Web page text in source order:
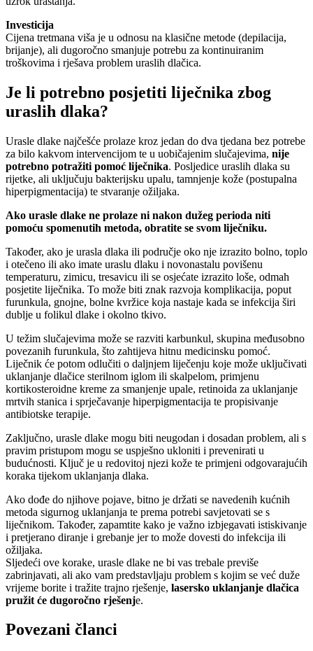
Investicija
Cijena tretmana viša je u odnosu na klasične metode (depilacija,
brijanje), ali dugoročno smanjuje potrebu za kontinuiranim
troškovima i rješava problem uraslih dlačica.
Je li potrebno posjetiti liječnika zbog
uraslih dlaka?
Urasle dlake najčešće prolaze kroz jedan do dva tjedana bez potrebe
za bilo kakvom intervencijom te u uobičajenim slučajevima, nije
potrebno potražiti pomoć liječnika. Posljedice uraslih dlaka su
rijetke, ali uključuju bakterijsku upalu, tamnjenje kože (postupalna
hiperpigmentacija) te stvaranje ožiljaka.
Ako urasle dlake ne prolaze ni nakon dužeg perioda niti
pomoću spomenutih metoda, obratite se svom liječniku.
Također, ako je urasla dlaka ili područje oko nje izrazito bolno, toplo
i otečeno ili ako imate uraslu dlaku i novonastalu povišenu
temperaturu, zimicu, tresavicu ili se osjećate izrazito loše, odmah
posjetite liječnika. To može biti znak razvoja komplikacija, poput
furunkula, gnojne, bolne kvržice koja nastaje kada se infekcija širi
dublje u folikul dlake i okolno tkivo.
U težim slučajevima može se razviti karbunkul, skupina međusobno
povezanih furunkula, što zahtijeva hitnu medicinsku pomoć.
Liječnik će potom odlučiti o daljnjem liječenju koje može uključivati
uklanjanje dlačice sterilnom iglom ili skalpelom, primjenu
kortikosteroidne kreme za smanjenje upale, retinoida za uklanjanje
mrtvih stanica i sprječavanje hiperpigmentacija te propisivanje
antibiotske terapije.
Zaključno, urasle dlake mogu biti neugodan i dosadan problem, ali s
pravim pristupom mogu se uspješno ukloniti i prevenirati u
budućnosti. Ključ je u redovitoj njezi kože te primjeni odgovarajućih
koraka tijekom uklanjanja dlaka.
Ako dođe do njihove pojave, bitno je držati se navedenih kućnih
metoda sigurnog uklanjanja te prema potrebi savjetovati se s
liječnikom. Također, zapamtite kako je važno izbjegavati istiskivanje
i pretjerano diranje i grebanje jer to može dovesti do infekcija ili
ožiljaka.
Sljedeći ove korake, urasle dlake ne bi vas trebale previše
zabrinjavati, ali ako vam predstavljaju problem s kojim se već duže
vrijeme borite i tražite trajno rješenje, lasersko uklanjanje dlačica
pružit će dugoročno rješenje.
Povezani članci